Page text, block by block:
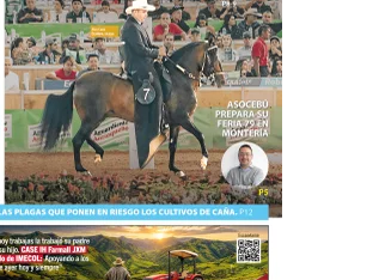
BITÁCORA EMPRESARIAL 10.000 LR
Recopilación clasificada por sectores
regiones del comportamiento general y
de las 10.000 primeras empresas en ventas
Colombia.